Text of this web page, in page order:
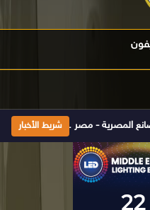
شريط الأخبار
ويتم تحديث بياناته يومياَ إضغط هنا للإشتراك والحصول على جميع